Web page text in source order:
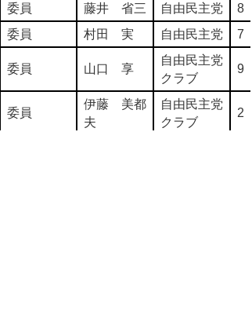
委員 藤井 省三 自由民主党
8
委員
村田 実 自由民主党 7
委員 山口 享
自由民主党
クラブ
9
委員
伊藤 美都
夫
自由民主党
クラブ
2